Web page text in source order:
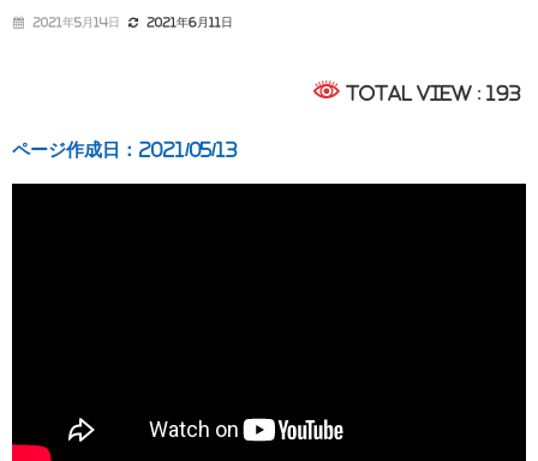
2021年5月14日 2021年6月11日
Total View : 193
ページ作成日：2021/05/1 3